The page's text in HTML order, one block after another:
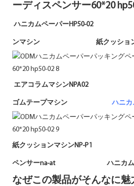
ハニカムペーパーHP50-02
ンマシン 紙クッションマ
エアコラムマシンNPA02 新
ゴムテープマシン ハニカ
紙クッションマシンNP-P1
ペンサーna-at ハニカムパ
なぜこの製品がそんなに魅